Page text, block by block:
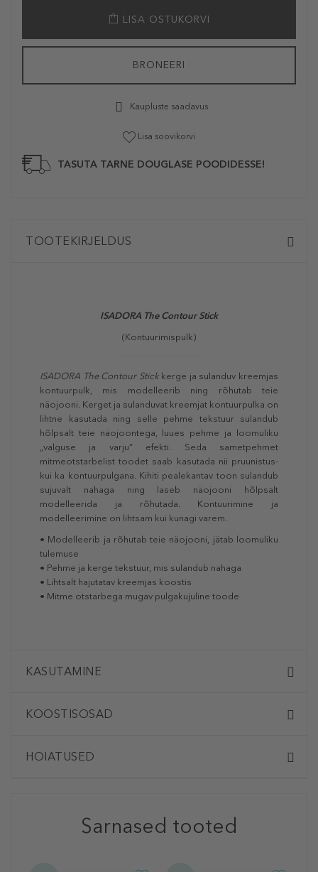
LISA OSTUKORVI
BRONEERI
Kaupluste saadavus
Lisa soovikorvi
TASUTA TARNE DOUGLASE POODIDESSE!
TOOTEKIRJELDUS
ISADORA The Contour Stick
(Kontuurimispulk)
ISADORA The Contour Stick kerge ja sulanduv kreemjas
kontuurpulk, mis modelleerib ning rõhutab teie
näojooni. Kerget ja sulanduvat kreemjat kontuurpulka on
lihtne kasutada ning selle pehme tekstuur sulandub
hõlpsalt teie näojoontega, luues pehme ja loomuliku
„valguse ja varju“ efekti. Seda sametpehmet
mitmeotstarbelist toodet saab kasutada nii pruunistus-
kui ka kontuurpulgana. Kihiti pealekantav toon sulandub
sujuvalt nahaga ning laseb näojooni hõlpsalt
modelleerida ja rõhutada. Kontuurimine ja
modelleerimine on lihtsam kui kunagi varem.
• Modelleerib ja rõhutab teie näojooni, jätab loomuliku
tulemuse
• Pehme ja kerge tekstuur, mis sulandub nahaga
• Lihtsalt hajutatav kreemjas koostis
• Mitme otstarbega mugav pulgakujuline toode
KASUTAMINE
KOOSTISOSAD
HOIATUSED
Sarnased tooted